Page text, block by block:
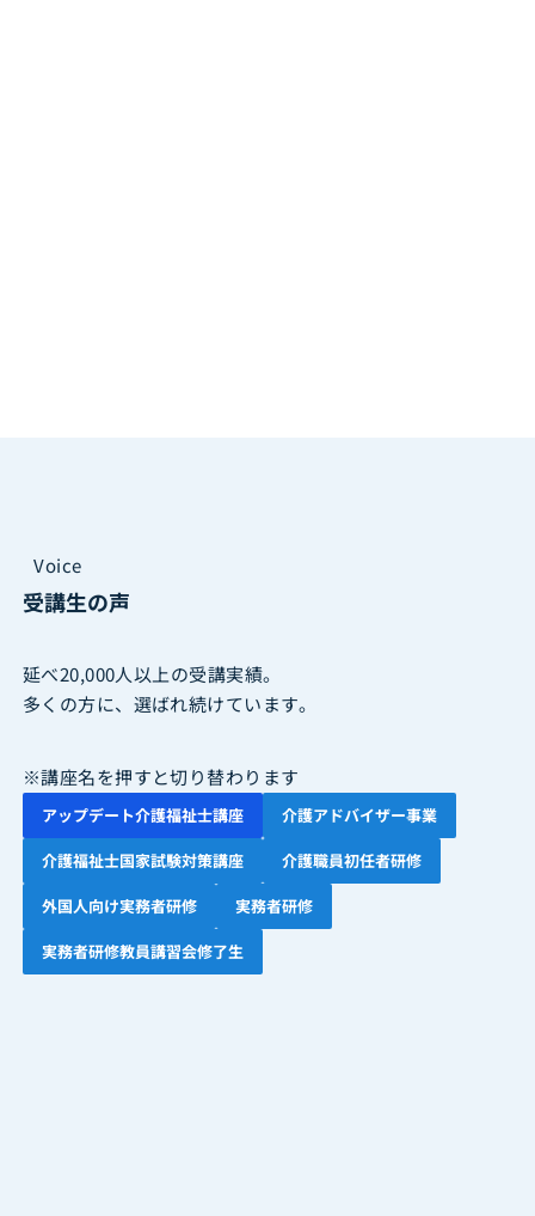
Voice
受講生の声
延べ20,000人以上の受講実績。
多くの方に、選ばれ続けています。
※講座名を押すと切り替わります
アップデート介護福祉士講座
介護アドバイザー事業
介護福祉士国家試験対策講座
介護職員初任者研修
外国人向け実務者研修
実務者研修
実務者研修教員講習会修了生